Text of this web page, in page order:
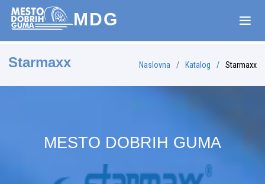
MDG
Starmaxx Naslovna Katalog Starmaxx
MESTO DOBRIH GUMA